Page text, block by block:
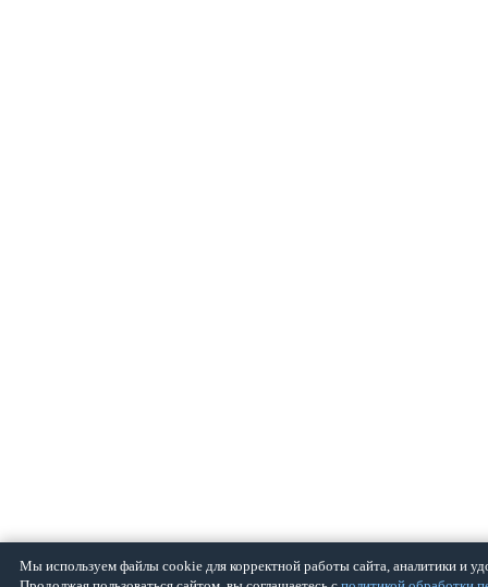
Мы используем файлы cookie для корректной работы сайта, аналитики и